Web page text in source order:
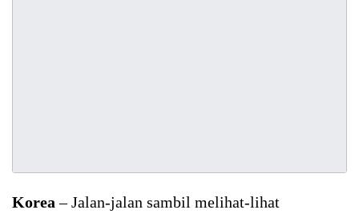
Korea – Jalan-jalan sambil melihat-lihat